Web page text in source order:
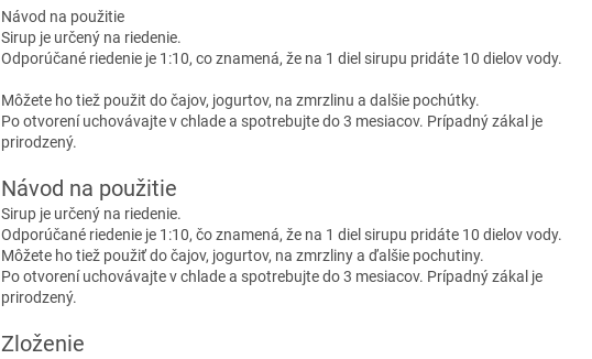
Návod na použitie
Sirup je určený na riedenie.
Odporúčané riedenie je 1:10, co znamená, že na 1 diel sirupu pridáte 10 dielov vody.
Môžete ho tiež použit do čajov, jogurtov, na zmrzlinu a dalšie pochútky.
Po otvorení uchovávajte v chlade a spotrebujte do 3 mesiacov. Prípadný zákal je
prirodzený.
Návod na použitie
Sirup je určený na riedenie.
Odporúčané riedenie je 1:10, čo znamená, že na 1 diel sirupu pridáte 10 dielov vody.
Môžete ho tiež použiť do čajov, jogurtov, na zmrzliny a ďalšie pochutiny.
Po otvorení uchovávajte v chlade a spotrebujte do 3 mesiacov. Prípadný zákal je
prirodzený.
Zloženie